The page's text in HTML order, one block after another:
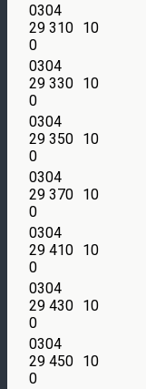
0304
29 310
0
10
0304
29 330
0
10
0304
29 350
0
10
0304
29 370
0
10
0304
29 410
0
10
0304
29 430
0
10
0304
29 450
0
10